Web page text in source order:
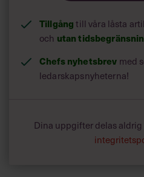
Tillgångtill våra låsta
och utan
Chefs nyhetsbrev med
ledarskapsnyheterna!
Dina uppgifter delas